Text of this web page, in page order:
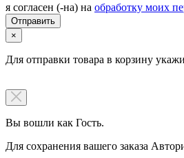
я согласен (-на) на обработку моих
×
Для отправки товара в корзину
Вы вошли как Гость.
Для сохранения вашего заказа